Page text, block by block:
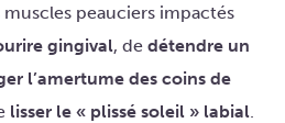
peauciers impactés
gingival, de détendre un
l’amertume des coins de
lisser le « plissé soleil » labial.